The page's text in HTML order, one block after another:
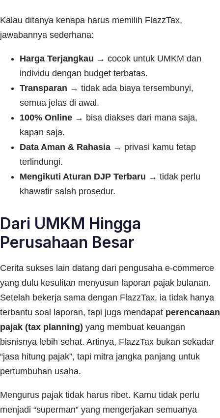
Kalau ditanya kenapa harus memilih FlazzTax,
jawabannya sederhana:
Harga Terjangkau → cocok untuk UMKM dan
individu dengan budget terbatas.
Transparan → tidak ada biaya tersembunyi,
semua jelas di awal.
100% Online → bisa diakses dari mana saja,
kapan saja.
Data Aman & Rahasia → privasi kamu tetap
terlindungi.
Mengikuti Aturan DJP Terbaru → tidak perlu
khawatir salah prosedur.
Dari UMKM Hingga
Perusahaan Besar
Cerita sukses lain datang dari pengusaha e-commerce
yang dulu kesulitan menyusun laporan pajak bulanan.
Setelah bekerja sama dengan FlazzTax, ia tidak hanya
terbantu soal laporan, tapi juga mendapat perencanaan
pajak (tax planning) yang membuat keuangan
bisnisnya lebih sehat. Artinya, FlazzTax bukan sekadar
“jasa hitung pajak”, tapi mitra jangka panjang untuk
pertumbuhan usaha.
Mengurus pajak tidak harus ribet. Kamu tidak perlu
menjadi “superman” yang mengerjakan semuanya